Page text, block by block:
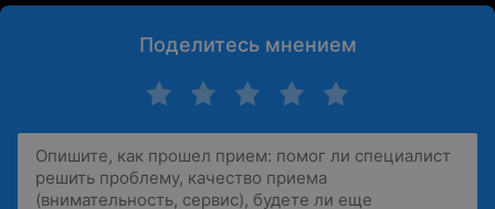
Поделитесь мнением